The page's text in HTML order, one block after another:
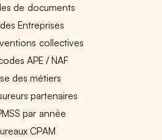
de documents
Entreprises
collectives
APE / NAF
des métiers
partenaires
par année
CPAM